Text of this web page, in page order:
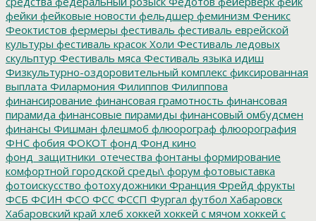
фейки фейковые новости фельдшер феминизм Феникс
Феоктистов фермеры фестиваль фестиваль еврейской
культуры фестиваль красок Холи Фестиваль ледовых
скульптур Фестиваль мяса Фестиваль языка идиш
Физкультурно-оздоровительный комплекс фиксированная
выплата Филармония Филиппов Филиппова
финансирование финансовая грамотность финансовая
пирамида финансовые пирамиды финансовый омбудсмен
финансы Фишман флешмоб флюорограф флюорография
ФНС фобия ФОКОТ фонд Фонд кино
фонд_защитники_отечества фонтаны формирование
комфортной городской среды\ форум фотовыставка
фотоискусство фотохудожники Франция Фрейд фрукты
ФСБ ФСИН ФСО ФСС ФССП Фургал футбол Хабаровск
Хабаровский край хлеб хоккей хоккей с мячом хоккей с